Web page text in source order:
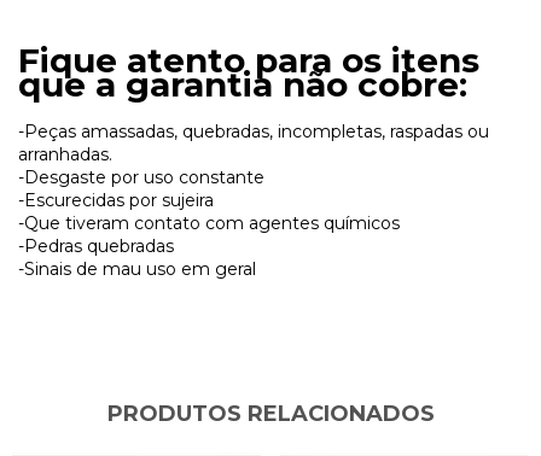
Fique atento para os itens
que a garantia não cobre:
-Peças amassadas, quebradas, incompletas, raspadas ou
arranhadas.
-Desgaste por uso constante
-Escurecidas por sujeira
-Que tiveram contato com agentes químicos
-Pedras quebradas
-Sinais de mau uso em geral
PRODUTOS RELACIONADOS